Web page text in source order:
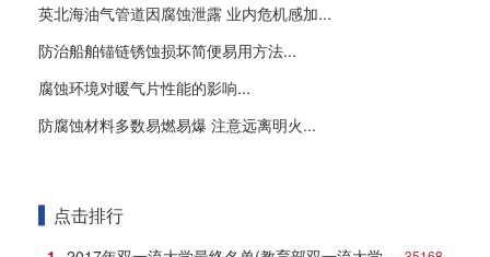
英北海油气管道因腐蚀泄露 业内危机感加...
防治船舶锚链锈蚀损坏简便易用方法...
腐蚀环境对暖气片性能的影响...
防腐蚀材料多数易燃易爆 注意远离明火...
点击排行